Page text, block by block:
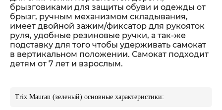
брызговиками для защиты обуви и одежды от
брызг, ручным механизмом складывания,
имеет двойной зажим/фиксатор для рукояток
руля, удобные резиновые ручки, а так-же
подставку для того чтобы удерживать самокат
в вертикальном положении. Самокат подходит
детям от 7 лет и взрослым.
Trix Mauran (зеленый) основные характеристики: